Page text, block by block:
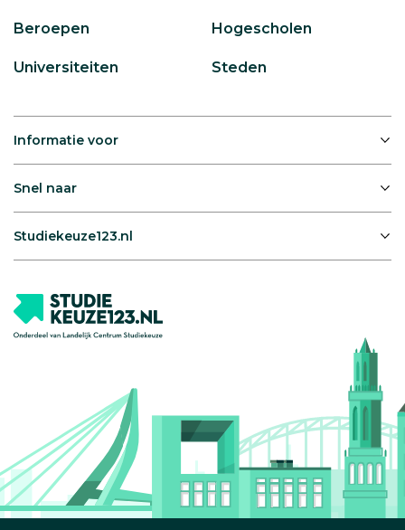
Beroepen Hogescholen
Universiteiten Steden
Informatie voor
Snel naar
Studiekeuze123.nl